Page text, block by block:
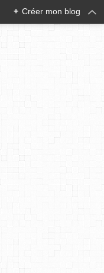
+ Créer mon blog